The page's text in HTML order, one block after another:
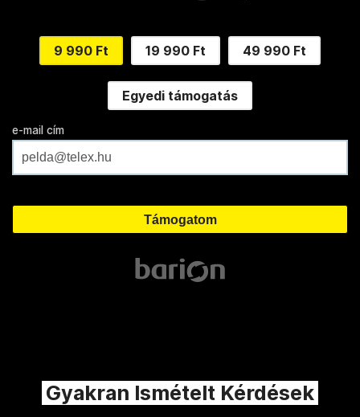
9 990 Ft 19 990 Ft 49 990 Ft
Egyedi támogatás
e-mail cím
Gyakran Ismételt Kérdések